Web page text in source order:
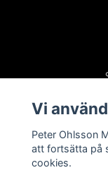
Vi
Peter Ohlsson
att fortsätta på
cookies.